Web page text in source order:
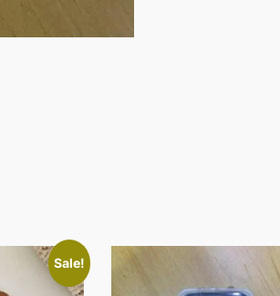
Sale!